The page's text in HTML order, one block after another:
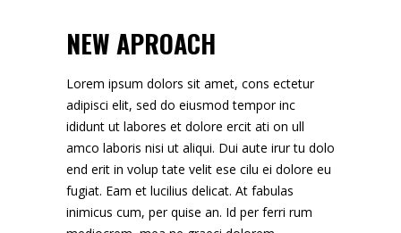
NEW APROACH
Lorem ipsum dolors sit amet, cons ectetur
adipisci elit, sed do eiusmod tempor inc
ididunt ut labores et dolore ercit ati on ull
amco laboris nisi ut aliqui. Dui aute irur tu dolo
end erit in volup tate velit ese cilu ei dolore eu
fugiat. Eam et lucilius delicat. At fabulas
inimicus cum, per quise an. Id per ferri rum